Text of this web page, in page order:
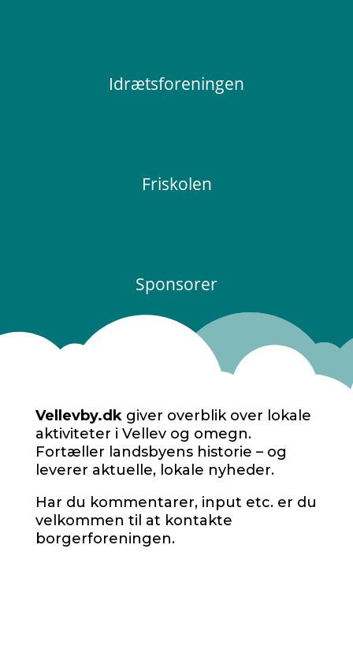
Idrætsforeningen
Friskolen
Sponsorer
Vellevby.dkgiver overblik over lokale
aktiviteter i Vellev og omegn.
Fortæller landsbyens historie – og
leverer aktuelle, lokale nyheder.
Har du kommentarer, input etc. er du
velkommen til at kontakte
borgerforeningen.